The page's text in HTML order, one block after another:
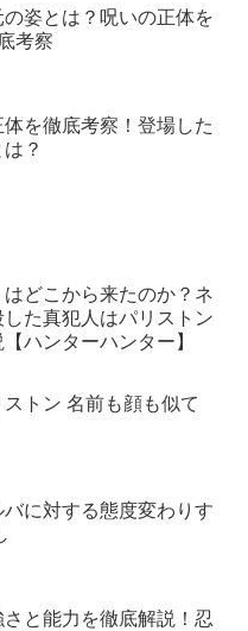
姿とは？呪いの正体を
考察
を徹底考察！登場した
？
どこから来たのか？ネ
た真犯人はパリストン
ハンターハンター】
ストン 名前も顔も似て
バに対する態度変わりす
と能力を徹底解説！忍